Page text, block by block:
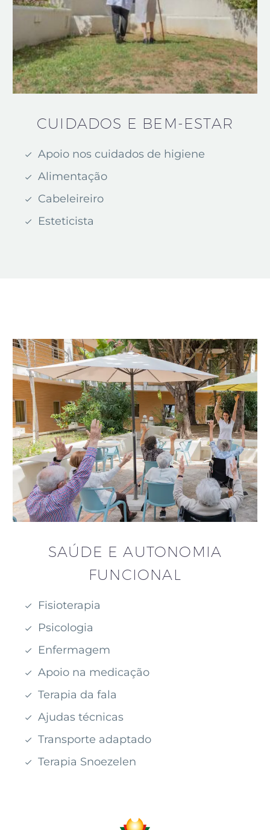
CUIDADOS E BEM-ESTAR
Apoio nos cuidados de higiene
Alimentação
Cabeleireiro
Esteticista
SAÚDE E AUTONOMIA
FUNCIONAL
Fisioterapia
Psicologia
Enfermagem
Apoio na medicação
Terapia da fala
Ajudas técnicas
Transporte adaptado
Terapia Snoezelen